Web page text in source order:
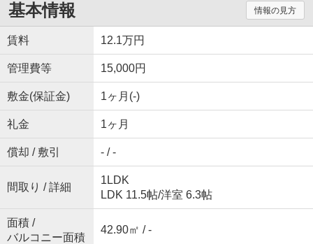
基本情報 情報の見方
賃料 12.1万円
管理費等 15,000円
敷金(保証金) 1ヶ月(-)
礼金 1ヶ月
償却 / 敷引 - / -
間取り / 詳細
1LDK
LDK 11.5帖/洋室 6.3帖
面積 /
バルコニー面積
42.90㎡ / -